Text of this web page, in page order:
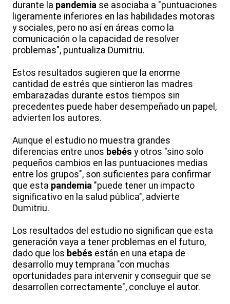
durante la pandemia se asociaba a "puntuaciones
ligeramente inferiores en las habilidades motoras
y sociales, pero no así en áreas como la
comunicación o la capacidad de resolver
problemas", puntualiza Dumitriu.
Estos resultados sugieren que la enorme
cantidad de estrés que sintieron las madres
embarazadas durante estos tiempos sin
precedentes puede haber desempeñado un papel,
advierten los autores.
Aunque el estudio no muestra grandes
diferencias entre unos bebés y otros "sino solo
pequeños cambios en las puntuaciones medias
entre los grupos", son suficientes para confirmar
que esta pandemia "puede tener un impacto
significativo en la salud pública", advierte
Dumitriu.
Los resultados del estudio no significan que esta
generación vaya a tener problemas en el futuro,
dado que los bebés están en una etapa de
desarrollo muy temprana "con muchas
oportunidades para intervenir y conseguir que se
desarrollen correctamente", concluye el autor.